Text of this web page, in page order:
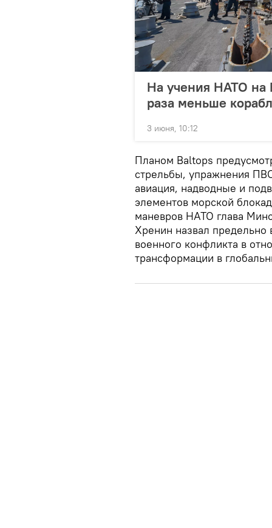
На учения НАТО на
раза меньше
3 июня, 10:12
Планом Baltops
стрельбы, упражнения
авиация, надводные и
элементов морской
маневров НАТО глава
Хренин назвал предельно
военного конфликта в
трансформации в